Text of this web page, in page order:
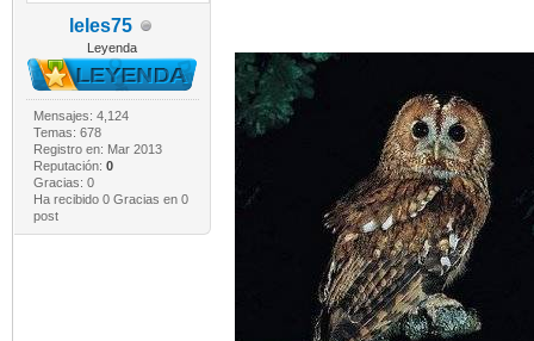
leles75
Leyenda
Mensajes: 4,124
Temas: 678
Registro en: Mar 2013
Reputación: 0
Gracias: 0
Ha recibido 0 Gracias en 0
post